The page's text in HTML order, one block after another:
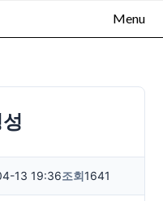
Menu
13 19:36조회1641